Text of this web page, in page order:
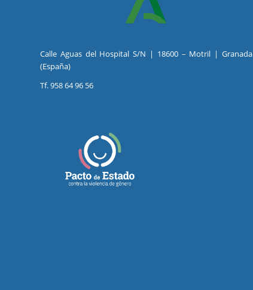
Calle Aguas del Hospital S/N | 18600 – Motril | Granada
(España)
Tf. 958 64 96 56